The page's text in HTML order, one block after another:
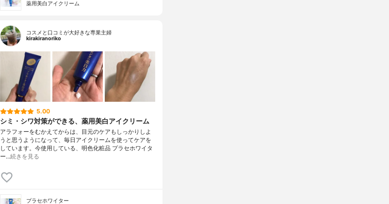
薬用美白アイクリーム
コスメと口コミが大好きな専業主婦
kirakiranoriko
5.00
シミ・シワ対策ができる、薬用美白アイクリーム
アラフォーをむかえてからは、目元のケアもしっかりしよ
うと思うようになって、毎日アイクリームを使ってケアを
しています。今使用している、明色化粧品 プラセホワイタ
ー…続きを見る
プラセホワイター